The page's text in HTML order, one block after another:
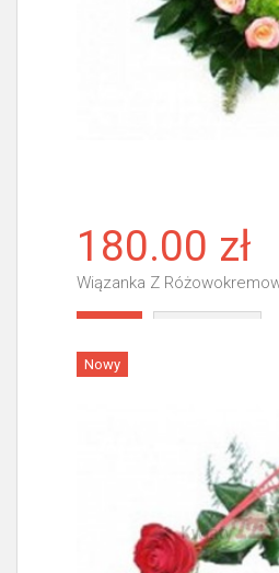
180.00 zł
Wiązanka Z
Nowy